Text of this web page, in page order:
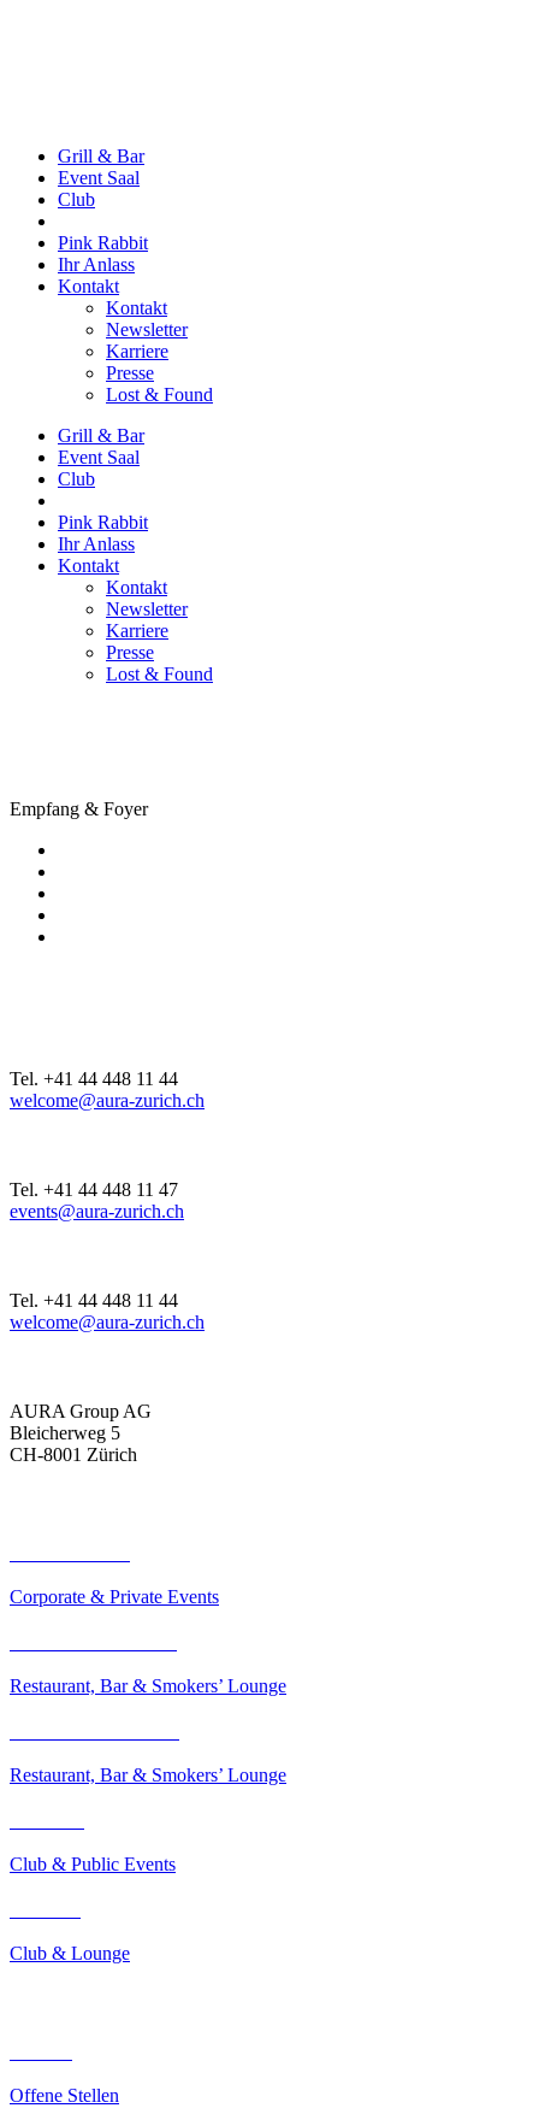
Grill & Bar
Event Saal
Club
Pink Rabbit
Ihr Anlass
Kontakt
Kontakt
Newsletter
Karriere
Presse
Lost & Found
Grill & Bar
Event Saal
Club
Pink Rabbit
Ihr Anlass
Kontakt
Kontakt
Newsletter
Karriere
Presse
Lost & Found
Empfang & Foyer
Tel. +41 44 448 11 44
welcome@aura-zurich.ch
Tel. +41 44 448 11 47
events@aura-zurich.ch
Tel. +41 44 448 11 44
welcome@aura-zurich.ch
AURA Group AG
Bleicherweg 5
CH-8001 Zürich
Corporate & Private Events
Restaurant, Bar & Smokers’ Lounge
Restaurant, Bar & Smokers’ Lounge
Club & Public Events
Club & Lounge
Offene Stellen